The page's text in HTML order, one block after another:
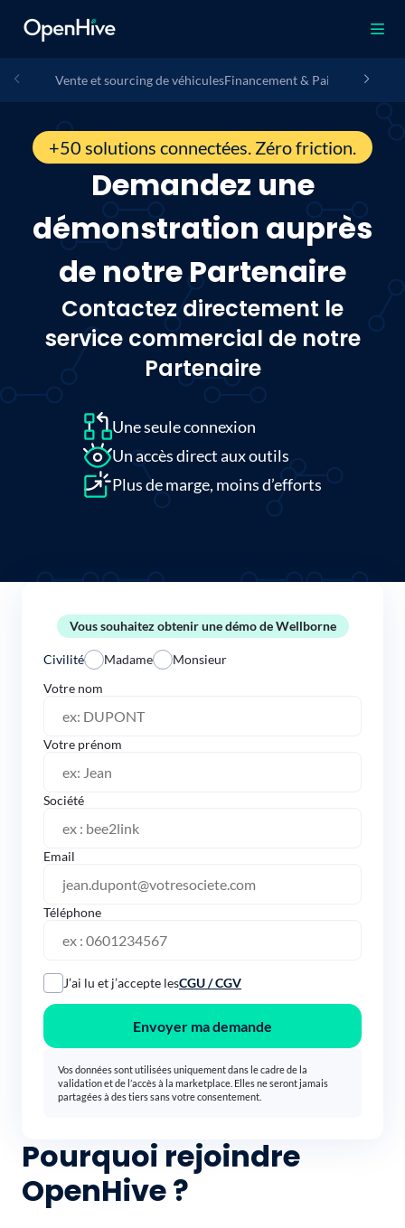
Vente et sourcing de véhiculesFinancement & Paiement
+50 solutions connectées. Zéro friction.
Demandez une
démonstration auprès
de notre Partenaire
Contactez directement le
service commercial de notre
Partenaire
Une seule connexion
Un accès direct aux outils
Plus de marge, moins d’efforts
Pourquoi rejoindre
OpenHive ?
Vous souhaitez obtenir une démo de Wellborne
Civilité Madame
Monsieur
Votre nom
Votre prénom
Société
Email
Téléphone
J’ai lu et j’accepte lesCGU / CGV
Envoyer ma demande
Vos données sont utilisées uniquement dans le cadre de la
validation et de l’accès à la marketplace. Elles ne seront jamais
partagées à des tiers sans votre consentement.